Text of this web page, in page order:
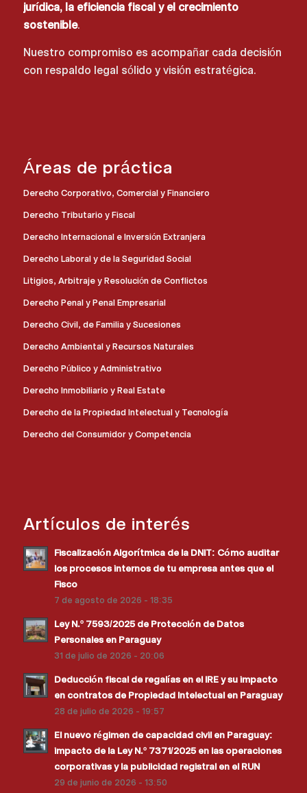
jurídica, la eficiencia fiscal y el crecimiento
sostenible.
Nuestro compromiso es acompañar cada decisión
con respaldo legal sólido y visión estratégica.
Áreas de práctica
Derecho Corporativo, Comercial y Financiero
Derecho Tributario y Fiscal
Derecho Internacional e Inversión Extranjera
Derecho Laboral y de la Seguridad Social
Litigios, Arbitraje y Resolución de Conflictos
Derecho Penal y Penal Empresarial
Derecho Civil, de Familia y Sucesiones
Derecho Ambiental y Recursos Naturales
Derecho Público y Administrativo
Derecho Inmobiliario y Real Estate
Derecho de la Propiedad Intelectual y Tecnología
Derecho del Consumidor y Competencia
Artículos de interés
Fiscalización Algorítmica de la DNIT: Cómo auditar
los procesos internos de tu empresa antes que el
Fisco
7 de agosto de 2026 - 18:35
Ley N.º 7593/2025 de Protección de Datos
Personales en Paraguay
31 de julio de 2026 - 20:06
Deducción fiscal de regalías en el IRE y su impacto
en contratos de Propiedad Intelectual en Paraguay
28 de julio de 2026 - 19:57
El nuevo régimen de capacidad civil en Paraguay:
impacto de la Ley N.º 7371/2025 en las operaciones
corporativas y la publicidad registral en el RUN
29 de junio de 2026 - 13:50